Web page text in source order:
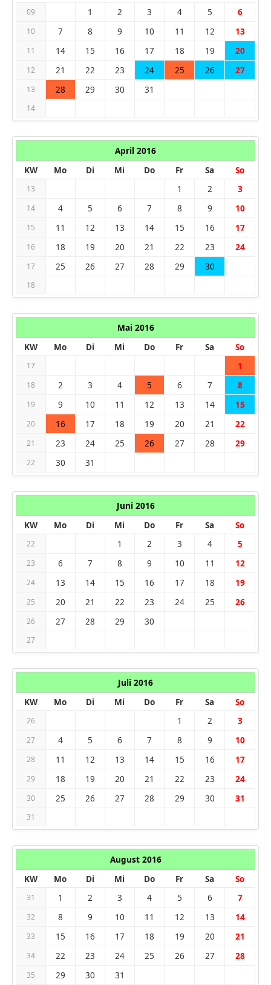
09 1 2 3 4 5 6
10 7 8 9 10 11 12 13
11 14 15 16 17 18 19 20
12 21 22 23 24 25 26 27
13 28 29 30 31
14
April 2016
KW
Mo Di Mi Do Fr Sa So
13 1 2 3
14 4 5 6 7 8 9 10
15 11 12 13 14 15 16 17
16 18 19 20 21 22 23 24
17 25 26 27 28 29 30
18
Mai 2016
KW
Mo Di Mi Do Fr Sa So
17 1
18 2 3 4 5 6 7 8
19 9 10 11 12 13 14 15
20 16 17 18 19 20 21 22
21 23 24 25 26 27 28 29
22 30 31
Juni 2016
KW
Mo Di Mi Do Fr Sa So
22 1 2 3 4 5
23 6 7 8 9 10 11 12
24 13 14 15 16 17 18 19
25 20 21 22 23 24 25 26
26 27 28 29 30
27
Juli 2016
KW
Mo Di Mi Do Fr Sa So
26 1 2 3
27 4 5 6 7 8 9 10
28 11 12 13 14 15 16 17
29 18 19 20 21 22 23 24
30 25 26 27 28 29 30 31
31
August 2016
KW
Mo Di Mi Do Fr Sa So
31 1 2 3 4 5 6 7
32 8 9 10 11 12 13 14
33 15 16 17 18 19 20 21
34 22 23 24 25 26 27 28
35 29 30 31